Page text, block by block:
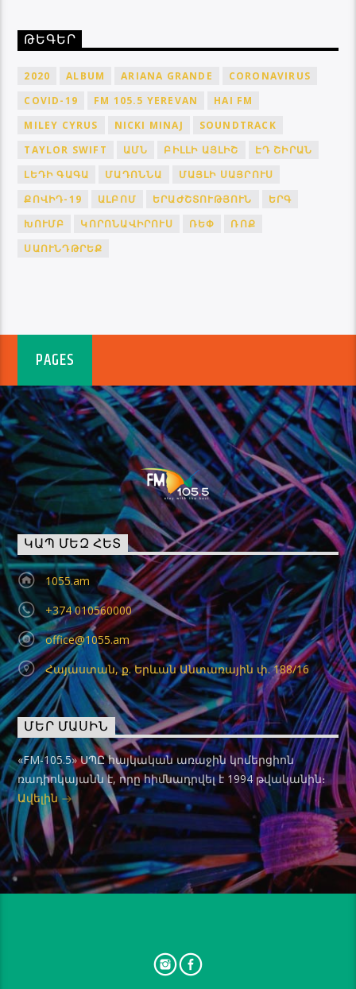
ԹԵԳԵՐ
2020 ALBUM ARIANA GRANDE
CORONAVIRUS
COVID-19
FM 105.5 YEREVAN
HAI FM
MILEY CYRUS
NICKI MINAJ
SOUNDTRACK
TAYLOR SWIFT
ԱՄՆ ԲԻԼԼԻ ԱՅԼԻՇ
ԷԴ ՇԻՐԱՆ
ԼԵԴԻ ԳԱԳԱ
ՄԱԴՈՆՆԱ
ՄԱՅԼԻ ՍԱՅՐՈՒՍ
ՔՈՎԻԴ-19
ԱԼԲՈՄ ԵՐԱԺՇՏՈՒԹՅՈՒՆ
ԵՐԳ
ԽՈՒՄԲ
ԿՈՐՈՆԱՎԻՐՈՒՍ ՌԵՓ
ՌՈՔ
ՍԱՈՒՆԴԹՐԵՔ
PAGES
ԿԱՊ ՄԵԶ ՀԵՏ
1055.am
+374 010560000
office@1055.am
Հայաստան, ք. Երևան Անտառային փ. 188/16
ՄԵՐ ՄԱՍԻՆ
«FM-105.5» ՍՊԸ հայկական առաջին կոմերցիոն
ռադիոկայանն է, որը հիմնադրվել է 1994 թվականին։
Ավելին